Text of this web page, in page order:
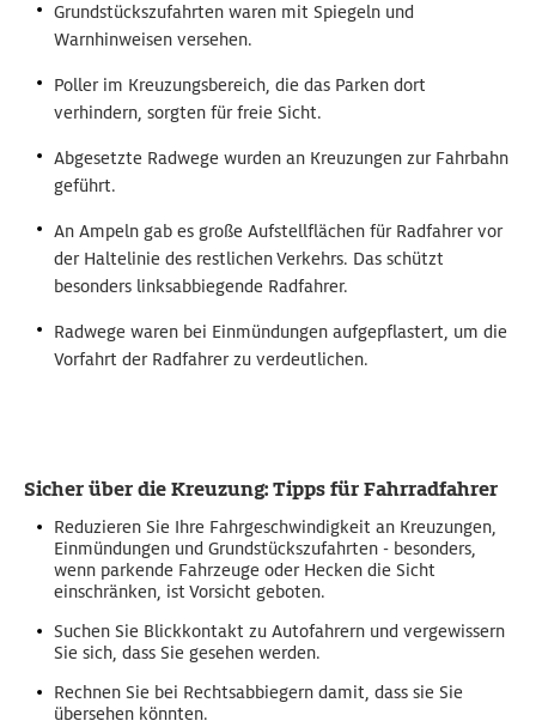
Grundstückszufahrten waren mit Spiegeln und
Warnhinweisen versehen.
Poller im Kreuzungsbereich, die das Parken dort
verhindern, sorgten für freie Sicht.
Abgesetzte Radwege wurden an Kreuzungen zur Fahrbahn
geführt.
An Ampeln gab es große Aufstellflächen für Radfahrer vor
der Haltelinie des restlichen Verkehrs. Das schützt
besonders linksabbiegende Radfahrer.
Radwege waren bei Einmündungen aufgepflastert, um die
Vorfahrt der Radfahrer zu verdeutlichen.
Sicher über die Kreuzung: Tipps für Fahrradfahrer
Reduzieren Sie Ihre Fahrgeschwindigkeit an Kreuzungen,
Einmündungen und Grundstückszufahrten - besonders,
wenn parkende Fahrzeuge oder Hecken die Sicht
einschränken, ist Vorsicht geboten.
Suchen Sie Blickkontakt zu Autofahrern und vergewissern
Sie sich, dass Sie gesehen werden.
Rechnen Sie bei Rechtsabbiegern damit, dass sie Sie
übersehen könnten.